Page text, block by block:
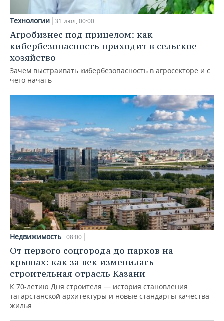
Технологии 31 июл, 00:00
Агробизнес под прицелом: как
кибербезопасность приходит в сельское
хозяйство
Зачем выстраивать кибербезопасность в агросекторе и с
чего начать
Недвижимость 08:00
От первого соцгорода до парков на
крышах: как за век изменилась
строительная отрасль Казани
К 70-летию Дня строителя — история становления
татарстанской архитектуры и новые стандарты качества
жилья